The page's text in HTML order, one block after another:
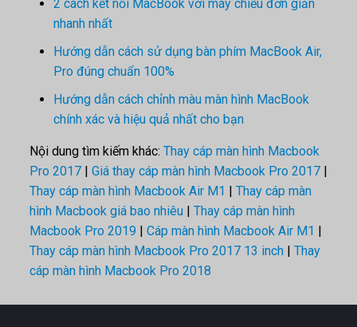
2 cách kết nối MacBook với máy chiếu đơn giản
nhanh nhất
Hướng dẫn cách sử dụng bàn phím MacBook Air,
Pro đúng chuẩn 100%
Hướng dẫn cách chỉnh màu màn hình MacBook
chính xác và hiệu quả nhất cho bạn
Nội dung tìm kiếm khác: Thay cáp màn hình Macbook
Pro 2017| Giá thay cáp màn hình Macbook Pro 2017|
Thay cáp màn hình Macbook Air M1 | Thay cáp màn
hình Macbook giá bao nhiêu| Thay cáp màn hình
Macbook Pro 2019 | Cáp màn hình Macbook Air M1 |
Thay cáp màn hình Macbook Pro 2017 13 inch| Thay
cáp màn hình Macbook Pro 2018